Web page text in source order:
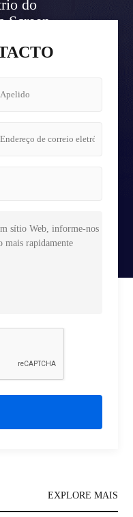
do
Screen
EXPLORE MAIS